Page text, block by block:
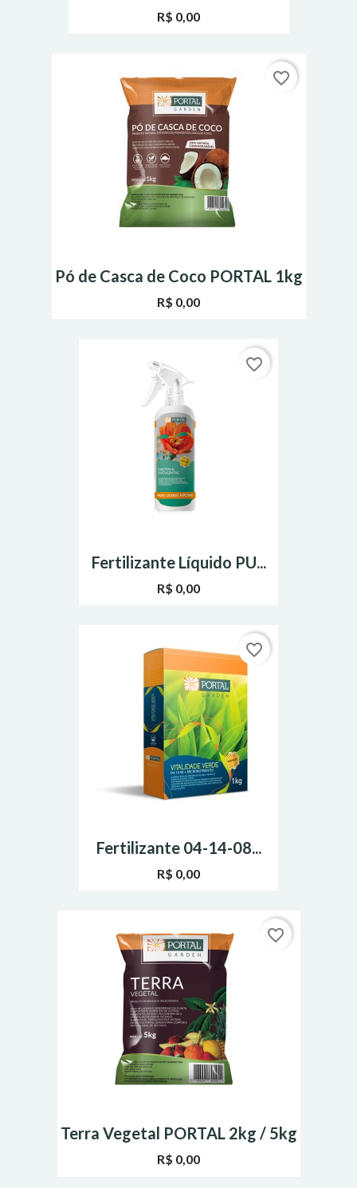
R$ 0,00
Pó de Casca de Coco PORTAL 1kg
R$ 0,00
favorite_border
Fertilizante Líquido PU...
R$ 0,00
favorite_border
Fertilizante 04-14-08...
R$ 0,00
favorite_border
Terra Vegetal PORTAL 2kg / 5kg
R$ 0,00
favorite_border